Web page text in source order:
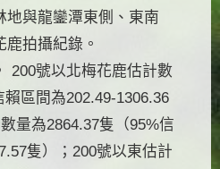
地與龍鑾潭東側、東南
拍攝紀錄。
200號以北梅花鹿估計數
區間為202.49-1306.36
量為2864.37隻（95%信
隻）；200號以東估計